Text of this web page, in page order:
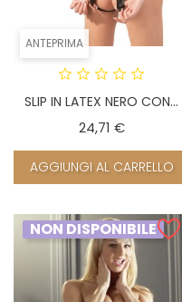
ANTEPRIMA
SLIP IN LATEX NERO CON...
24,71 €Prezzo
AGGIUNGI AL CARRELLO
NON DISPONIBILE